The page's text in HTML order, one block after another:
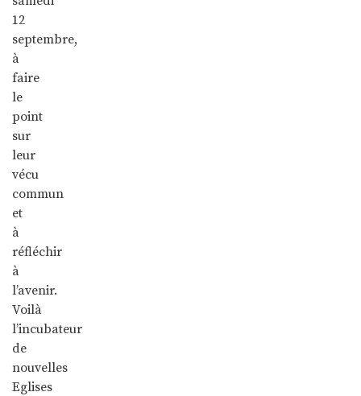
12
septembre,
à
faire
le
point
sur
leur
vécu
commun
et
à
réfléchir
à
l’avenir.
Voilà
l’incubateur
de
nouvelles
Eglises